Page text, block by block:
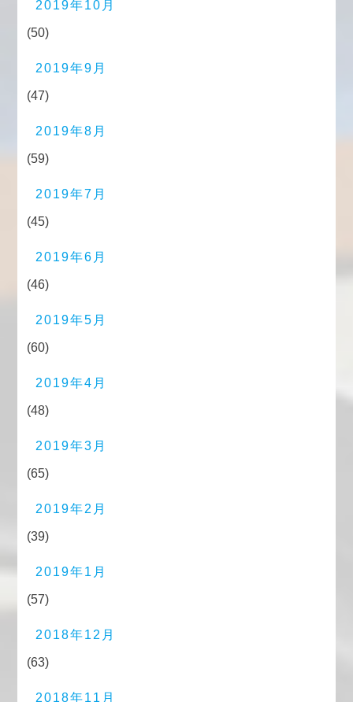
2019年10月
(50)
2019年9月
(47)
2019年8月
(59)
2019年7月
(45)
2019年6月
(46)
2019年5月
(60)
2019年4月
(48)
2019年3月
(65)
2019年2月
(39)
2019年1月
(57)
2018年12月
(63)
2018年11月